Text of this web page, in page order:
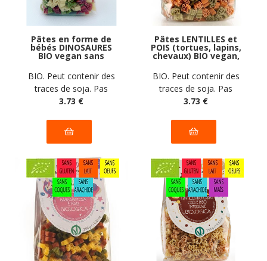
Pâtes en forme de
bébés DINOSAURES
BIO vegan sans
gluten, sans lait,
sans oeufs, sans
coque, sans arachide
Pasta Natura : 250g
BIO. Peut contenir des
traces de soja. Pas
d'autres traces
fabricant
3.73 €
Pâtes LENTILLES et
POIS (tortues, lapins,
chevaux) BIO vegan,
sans gluten, sans
lait, sans oeufs, sans
coque, sans arachide
Pasta Natura : 250g
BIO. Peut contenir des
traces de soja. Pas
d'autres traces
fabricant
3.73 €